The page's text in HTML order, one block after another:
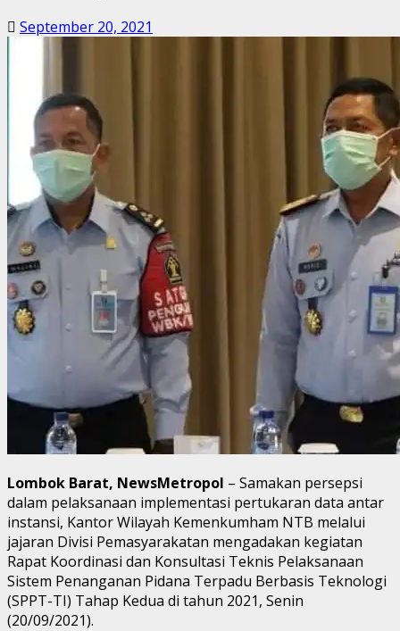
September 20, 2021
Lombok Barat, NewsMetropol – Samakan persepsi
dalam pelaksanaan implementasi pertukaran data antar
instansi, Kantor Wilayah Kemenkumham NTB melalui
jajaran Divisi Pemasyarakatan mengadakan kegiatan
Rapat Koordinasi dan Konsultasi Teknis Pelaksanaan
Sistem Penanganan Pidana Terpadu Berbasis Teknologi
(SPPT-TI) Tahap Kedua di tahun 2021, Senin
(20/09/2021).